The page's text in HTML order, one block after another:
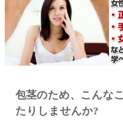
包茎のため、こんな
たりしませんか?